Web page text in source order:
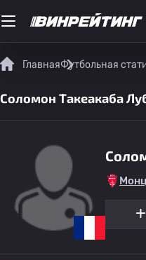
ГлавнаяФутбольная
Соломон Такеакаба